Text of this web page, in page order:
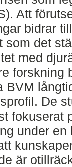
Att
bidrar
som det
med
forskning
BVM
De
fokuserat
under
är